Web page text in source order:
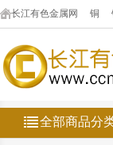
长江有色金属网 铜
全部商品分